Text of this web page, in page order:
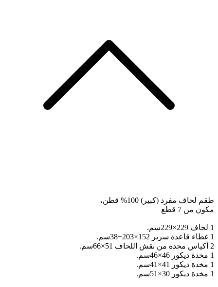
طقم لحاف مفرد (كبير) 100% قطن،
مكون من 7 قطع
1 لحاف 229×229سم.
1 غطاء قاعدة سرير 152×203+38سم.
2 أكياس مخدة من نقش اللحاف 51×66سم.
1 مخدة ديكور 46×46سم.
1 مخدة ديكور 41×41سم.
1 مخدة ديكور 30×51سم.